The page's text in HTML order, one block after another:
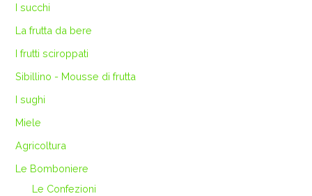
I succhi
La frutta da bere
I frutti sciroppati
Sibillino - Mousse di frutta
I sughi
Miele
Agricoltura
Le Bomboniere
Le Confezioni